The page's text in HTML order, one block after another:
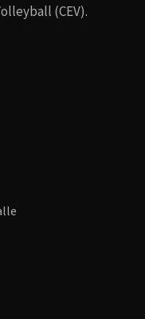
(CEV).